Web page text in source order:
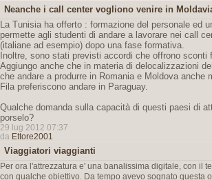
Neanche i call center vogliono venire in
La Tunisia ha offerto : formazione del personale ed
permette agli studenti di andare a lavorare nei call
(italiane ad esempio) dopo una fase formativa.
Inoltre, sono stati previsti accordi che offrono sconti
Aggiungo anche che in materia di delocalizzazioni
che andare a produrre in Romania e Moldova anche
Fila preferiscono andare in Paraguay.
Qualche domanda sulla capacità di questi paesi di
porselo?
29 lug 2012 07:37
da Ettore2001
Viaggiatori viaggianti
Per ora l'attrezzatura e' una banalissima digitale, con il
con qualche obiettivo. Da tempo avevo sognato questa